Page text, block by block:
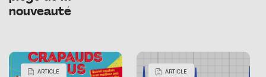
nouveauté
ARTICLE ARTICLE